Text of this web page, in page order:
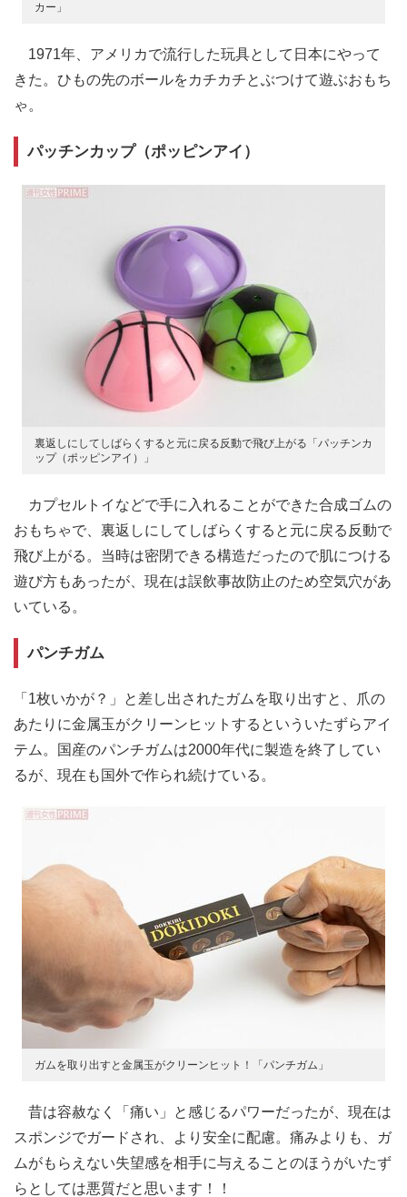
カー」
1971年、アメリカで流行した玩具として日本にやって
きた。ひもの先のボールをカチカチとぶつけて遊ぶおもち
ゃ。
パッチンカップ（ポッピンアイ）
裏返しにしてしばらくすると元に戻る反動で飛び上がる「パッチンカ
ップ（ポッピンアイ）」
カプセルトイなどで手に入れることができた合成ゴムの
おもちゃで、裏返しにしてしばらくすると元に戻る反動で
飛び上がる。当時は密閉できる構造だったので肌につける
遊び方もあったが、現在は誤飲事故防止のため空気穴があ
いている。
パンチガム
「1枚いかが？」と差し出されたガムを取り出すと、爪の
あたりに金属玉がクリーンヒットするといういたずらアイ
テム。国産のパンチガムは2000年代に製造を終了してい
るが、現在も国外で作られ続けている。
ガムを取り出すと金属玉がクリーンヒット！「パンチガム」
昔は容赦なく「痛い」と感じるパワーだったが、現在は
スポンジでガードされ、より安全に配慮。痛みよりも、ガ
ムがもらえない失望感を相手に与えることのほうがいたず
らとしては悪質だと思います！！